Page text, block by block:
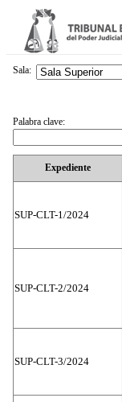
Expediente
SUP-CLT-1/2024
SUP-CLT-2/2024
SUP-CLT-3/2024
Sala:
Palabra clave: